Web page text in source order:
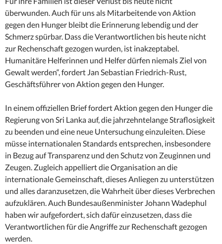
überwunden. Auch für uns als Mitarbeitende von Aktion
gegen den Hunger bleibt die Erinnerung lebendig und der
Schmerz spürbar. Dass die Verantwortlichen bis heute nicht
zur Rechenschaft gezogen wurden, ist inakzeptabel.
Humanitäre Helferinnen und Helfer dürfen niemals Ziel von
Gewalt werden“, fordert Jan Sebastian Friedrich-Rust,
Geschäftsführer von Aktion gegen den Hunger.
In einem offiziellen Brief fordert Aktion gegen den Hunger die
Regierung von Sri Lanka auf, die jahrzehntelange Straflosigkeit
zu beenden und eine neue Untersuchung einzuleiten. Diese
müsse internationalen Standards entsprechen, insbesondere
in Bezug auf Transparenz und den Schutz von Zeuginnen und
Zeugen. Zugleich appelliert die Organisation an die
internationale Gemeinschaft, dieses Anliegen zu unterstützen
und alles daranzusetzen, die Wahrheit über dieses Verbrechen
aufzuklären. Auch Bundesaußenminister Johann Wadephul
haben wir aufgefordert, sich dafür einzusetzen, dass die
Verantwortlichen für die Angriffe zur Rechenschaft gezogen
werden.